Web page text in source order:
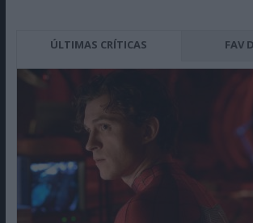
ÚLTIMAS CRÍTICAS FAV